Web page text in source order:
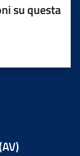
su questa